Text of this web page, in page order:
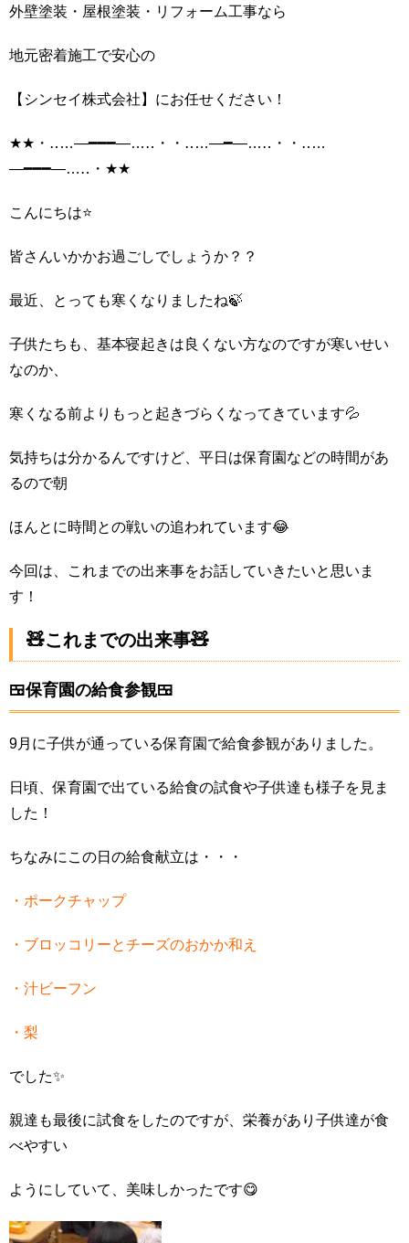
外壁塗装・屋根塗装・リフォーム工事なら
地元密着施工で安心の
【シンセイ株式会社】にお任せください！
★★・‥…―━━━―…‥・・‥…―━―…‥・・‥…
―━━━―…‥・★★
こんにちは⭐
皆さんいかかお過ごしでしょうか？？
最近、とっても寒くなりましたね🍃
子供たちも、基本寝起きは良くない方なのですが寒いせい
なのか、
寒くなる前よりもっと起きづらくなってきています💦
気持ちは分かるんですけど、平日は保育園などの時間があ
るので朝
ほんとに時間との戦いの追われています😂
今回は、これまでの出来事をお話していきたいと思いま
す！
🧸これまでの出来事🧸
🍱保育園の給食参観🍱
9月に子供が通っている保育園で給食参観がありました。
日頃、保育園で出ている給食の試食や子供達も様子を見ま
した！
ちなみにこの日の給食献立は・・・
・ポークチャップ
・ブロッコリーとチーズのおかか和え
・汁ビーフン
・梨
でした✨
親達も最後に試食をしたのですが、栄養があり子供達が食
べやすい
ようにしていて、美味しかったです😋